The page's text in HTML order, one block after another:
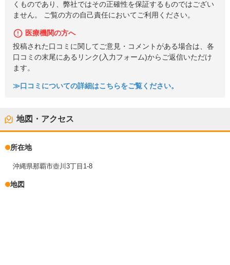
くものであり、弊社ではその正確性を保証するものではござい
ません。 ご覧の方の自己責任においてご利用ください。
医療機関の方へ
投稿された口コミに関してご意見・コメントがある場合は、各
口コミの末尾にあるリンク(入力フォーム)からご返信いただけ
ます。
≫口コミについての詳細はこちらをご覧ください。
地図・アクセス
所在地
沖縄県那覇市壺川3丁目1-8
地図